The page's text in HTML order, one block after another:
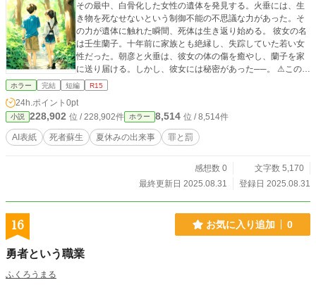
その最中、白骨化した女性の遺体を発見する。火垂には、生
き物を死なせないという制御不能の不思議な力があった。そ
の力が遺体に触れた瞬間、死体は生き返り始める。 彼女の名
は壬生蘭子。十年前に家族とも絶縁し、失踪していた若い女
性だった。朝彦と火垂は、彼女の体の傷を癒やし、蘭子を家
に送り届ける。しかし、彼女には秘密があった──。 ⚠この話
はフィクションです。実在の人物、団体及び事件とは関係あ
心身の健康が不安な方の閲覧には細心の注意をお願いしま
す。 ※自殺にまつわる表現があります。 ※本作は、他サイト
に投稿した『夏の終わり、僕たちの罪』を一部修正、改題し
たものです。
ホラー 完結 短編 R15
24h.ポイント 0pt
小説 228,902 位 / 228,902件 ホラー 8,514 位 / 8,514件
AI表紙 死者蘇生 夏休みの出来事 罪と罰
感想数 0
文字数 5,170
最終更新日 2025.08.31
登録日 2025.08.31
16 お気に入り追加 0
勇者という職業
ふくろうまる